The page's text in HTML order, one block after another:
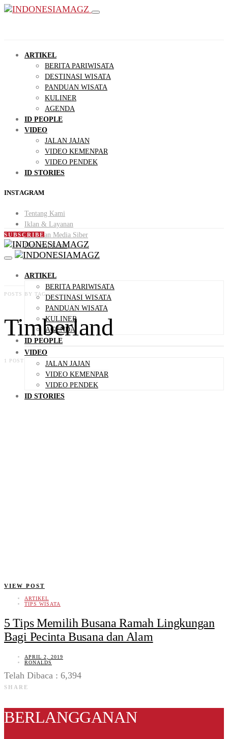
ARTIKEL
BERITA PARIWISATA
DESTINASI WISATA
PANDUAN WISATA
KULINER
AGENDA
ID PEOPLE
VIDEO
JALAN JAJAN
VIDEO KEMENPAR
VIDEO PENDEK
ID STORIES
INSTAGRAM
Tentang Kami
Iklan & Layanan
Pedoman Media Siber
Hubungi Kami
SUBSCRIBE
ARTIKEL
BERITA PARIWISATA
DESTINASI WISATA
PANDUAN WISATA
KULINER
AGENDA
ID PEOPLE
VIDEO
JALAN JAJAN
VIDEO KEMENPAR
VIDEO PENDEK
ID STORIES
POSTS BY TAG
Timberland
1 POST
VIEW POST
ARTIKEL
TIPS WISATA
5 Tips Memilih Busana Ramah Lingkungan
Bagi Pecinta Busana dan Alam
APRIL 2, 2019
RONALDS
Telah Dibaca : 6,394
SHARE
BERLANGGANAN